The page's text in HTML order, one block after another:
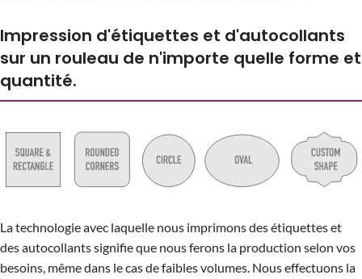
Impression d'étiquettes et d'autocollants
sur un rouleau de n'importe quelle forme et
quantité.
La technologie avec laquelle nous imprimons des étiquettes et
des autocollants signifie que nous ferons la production selon vos
besoins, même dans le cas de faibles volumes. Nous effectuons la